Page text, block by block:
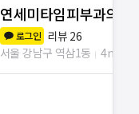
연세미타임피부과의원
로그인 리뷰 26
서울 강남구 역삼1동
4m